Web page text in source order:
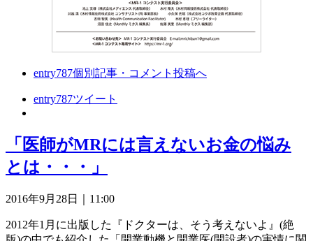
entry787個別記事・コメント投稿へ
entry787ツイート
「医師がMRには言えないお金の悩み
とは・・・」
2016年9月28日｜11:00
2012年1月に出版した『ドクターは、そう考えないよ』(絶